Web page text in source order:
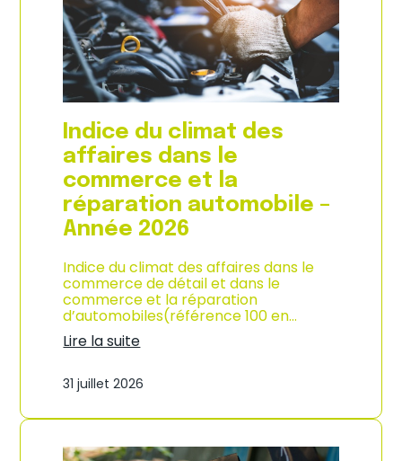
r
i
x
à
l
a
c
o
n
s
o
m
m
a
t
o
n
à
L
R
u
n
o
n
Indice du climat des
affaires dans le
commerce et la
réparation automobile –
Année 2026
Indice du climat des affaires dans le
commerce de détail et dans le
commerce et la réparation
d’automobiles(référence 100 en…
Lire la suite
n
i
e
31 juillet 2026